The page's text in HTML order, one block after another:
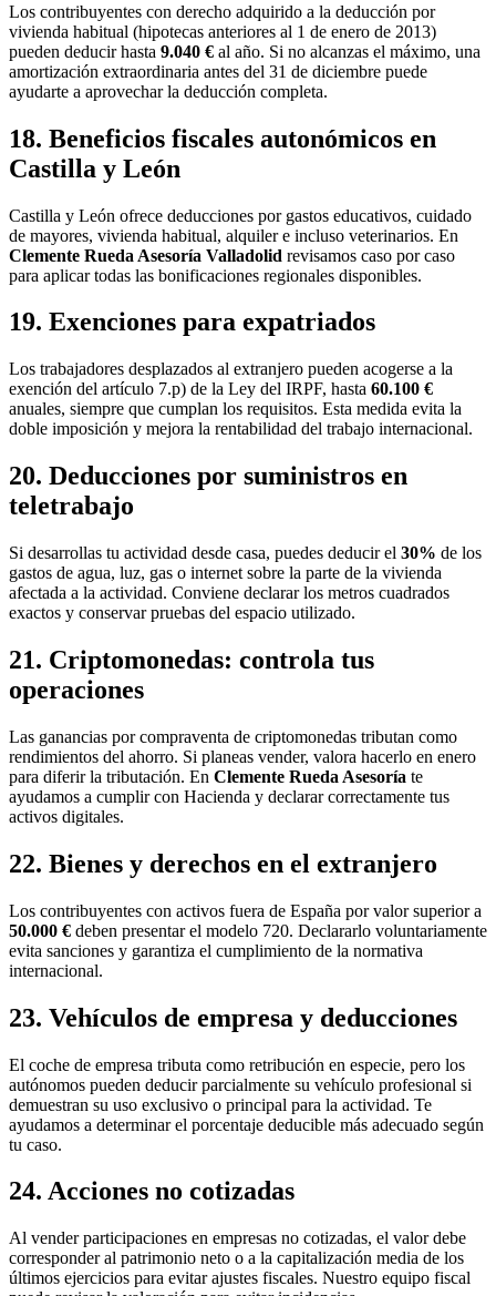
Los contribuyentes con derecho adquirido a la deducción por
vivienda habitual (hipotecas anteriores al 1 de enero de 2013)
pueden deducir hasta 9.040 € al año. Si no alcanzas el máximo, una
amortización extraordinaria antes del 31 de diciembre puede
ayudarte a aprovechar la deducción completa.
18. Beneficios fiscales autonómicos en
Castilla y León
Castilla y León ofrece deducciones por gastos educativos, cuidado
de mayores, vivienda habitual, alquiler e incluso veterinarios. En
Clemente Rueda Asesoría Valladolid revisamos caso por caso
para aplicar todas las bonificaciones regionales disponibles.
19. Exenciones para expatriados
Los trabajadores desplazados al extranjero pueden acogerse a la
exención del artículo 7.p) de la Ley del IRPF, hasta 60.100 €
anuales, siempre que cumplan los requisitos. Esta medida evita la
doble imposición y mejora la rentabilidad del trabajo internacional.
20. Deducciones por suministros en
teletrabajo
Si desarrollas tu actividad desde casa, puedes deducir el 30% de los
gastos de agua, luz, gas o internet sobre la parte de la vivienda
afectada a la actividad. Conviene declarar los metros cuadrados
exactos y conservar pruebas del espacio utilizado.
21. Criptomonedas: controla tus
operaciones
Las ganancias por compraventa de criptomonedas tributan como
rendimientos del ahorro. Si planeas vender, valora hacerlo en enero
para diferir la tributación. En Clemente Rueda Asesoría te
ayudamos a cumplir con Hacienda y declarar correctamente tus
activos digitales.
22. Bienes y derechos en el extranjero
Los contribuyentes con activos fuera de España por valor superior a
50.000 € deben presentar el modelo 720. Declararlo voluntariamente
evita sanciones y garantiza el cumplimiento de la normativa
internacional.
23. Vehículos de empresa y deducciones
El coche de empresa tributa como retribución en especie, pero los
autónomos pueden deducir parcialmente su vehículo profesional si
demuestran su uso exclusivo o principal para la actividad. Te
ayudamos a determinar el porcentaje deducible más adecuado según
tu caso.
24. Acciones no cotizadas
Al vender participaciones en empresas no cotizadas, el valor debe
corresponder al patrimonio neto o a la capitalización media de los
últimos ejercicios para evitar ajustes fiscales. Nuestro equipo fiscal